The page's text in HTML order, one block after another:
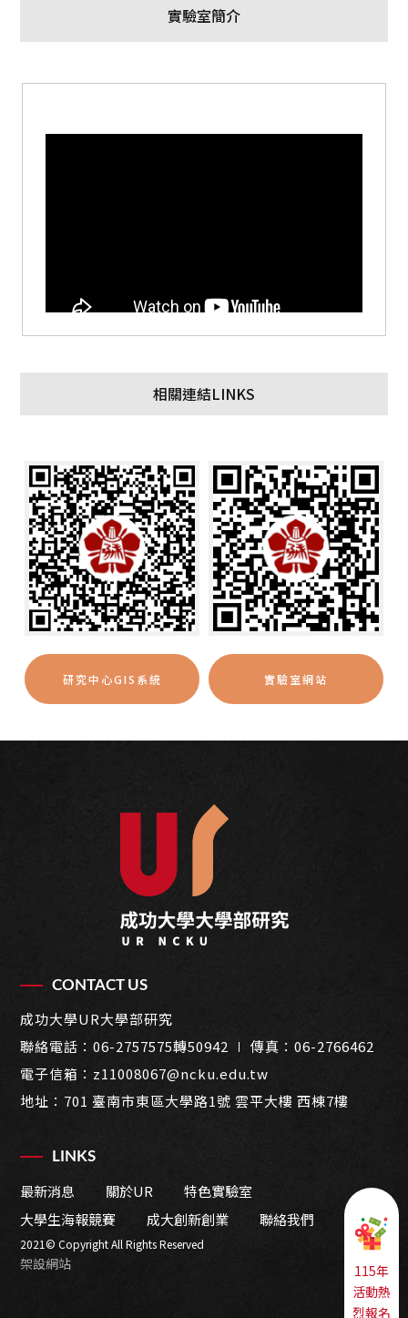
實驗室簡介
相關連結LINKS
研究中心GIS系統 實驗室網站
CONTACT US
成功大學UR大學部研究
聯絡電話：06-2757575轉50942
∣ 傳真：06-2766462
電子信箱： z11008067@ncku.edu.tw
地址： 701 臺南市東區大學路1號 雲平大樓 西棟7樓
LINKS
最新消息 關於UR
特色實驗室
大學生海報競賽
成大創新創業 聯絡我們
2021© Copyright All Rights Reserved
架設網站
115年
活動熱
烈報名